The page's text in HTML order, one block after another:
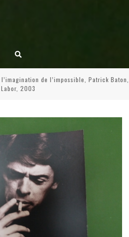
de l’impossible, Patrick Baton,
Labor, 2003